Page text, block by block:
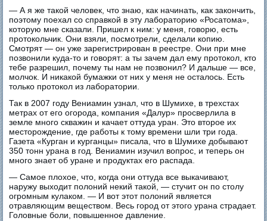
— А я же такой человек, что знаю, как начинать, как закончить,
поэтому поехал со справкой в эту лабораторию «Росатома»,
которую мне сказали. Пришел к ним: у меня, говорю, есть
протокольчик. Они взяли, посмотрели, сделали копию.
Смотрят — он уже зарегистрирован в реестре. Они при мне
позвонили куда-то и говорят: а ты зачем дал ему протокол, кто
тебе разрешил, почему ты нам не позвонил? И дальше — все,
молчок. И никакой бумажки от них у меня не осталось. Есть
только протокол из лаборатории.
Так в 2007 году Вениамин узнал, что в Шумихе, в трехстах
метрах от его огорода, компания «Далур» просверлила в
земле много скважин и качает оттуда уран. Это второе их
месторождение, где работы к тому времени шли три года.
Газета «Курган и курганцы» писала, что в Шумихе добывают
350 тонн урана в год. Вениамин изучил вопрос, и теперь он
много знает об уране и продуктах его распада.
— Самое плохое, что, когда они оттуда все выкачивают,
наружу выходит полоний некий такой, — стучит он по столу
огромным кулаком. — И вот этот полоний является
отравляющим веществом. Весь город от этого урана страдает.
Головные боли, повышенное давление.